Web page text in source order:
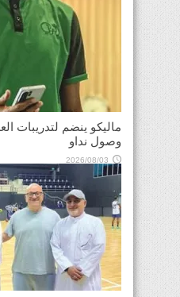
ماليكو ينضم لتدريبات
وصول نداو
2026/08/03